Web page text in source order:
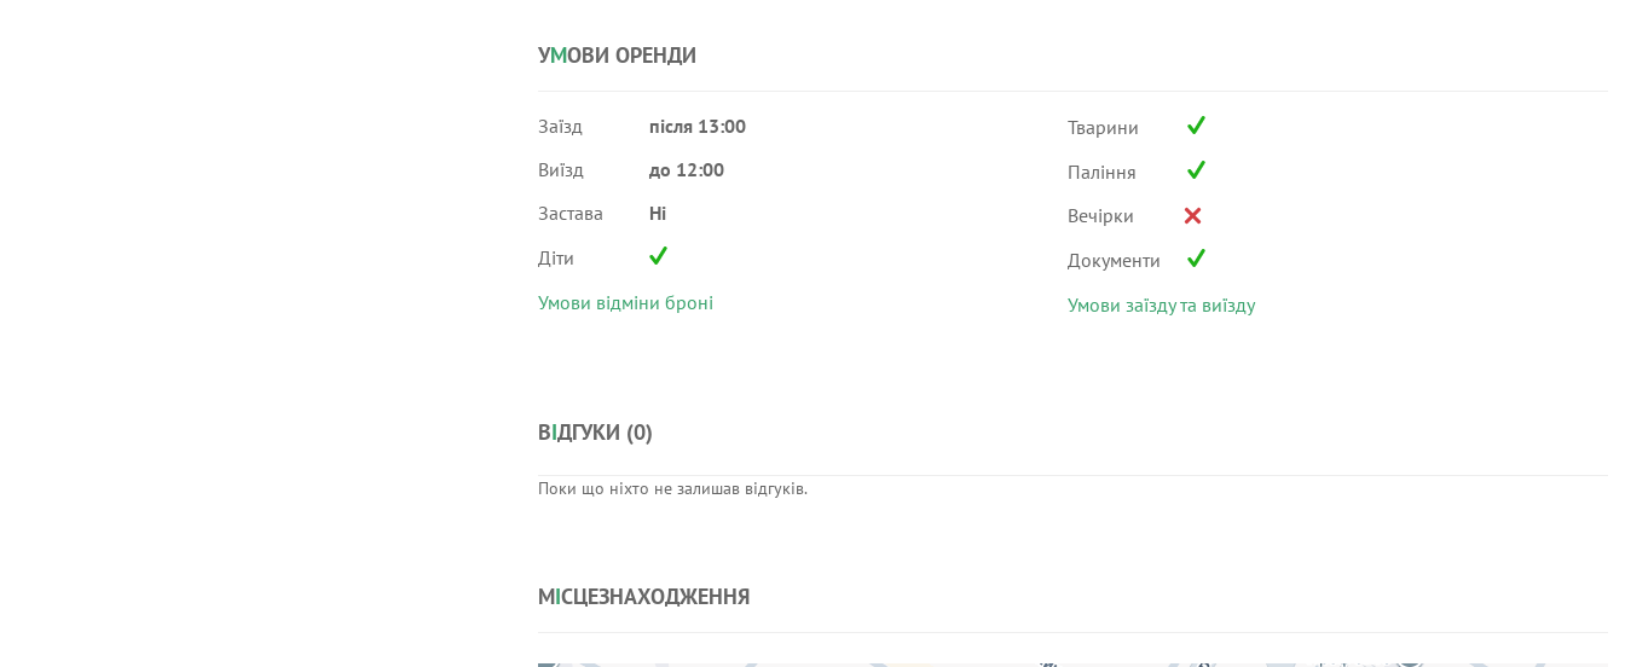
УМОВИ ОРЕНДИ
Заїзд
після 13:00
Виїзд
до 12:00
Застава
Ні
Діти
Умови відміни броні
Тварини
Паління
Вечірки
Документи
Умови заїзду та виїзду
ВІДГУКИ (0)
Поки що ніхто не залишав відгуків.
МІСЦЕЗНАХОДЖЕННЯ